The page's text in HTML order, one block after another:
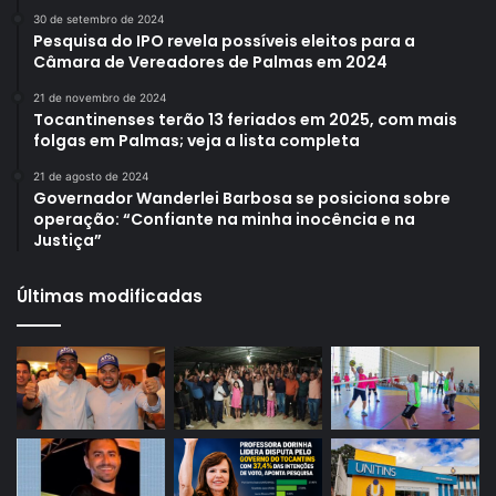
30 de setembro de 2024
Pesquisa do IPO revela possíveis eleitos para a
Câmara de Vereadores de Palmas em 2024
21 de novembro de 2024
Tocantinenses terão 13 feriados em 2025, com mais
folgas em Palmas; veja a lista completa
21 de agosto de 2024
Governador Wanderlei Barbosa se posiciona sobre
operação: “Confiante na minha inocência e na
Justiça”
Últimas modificadas